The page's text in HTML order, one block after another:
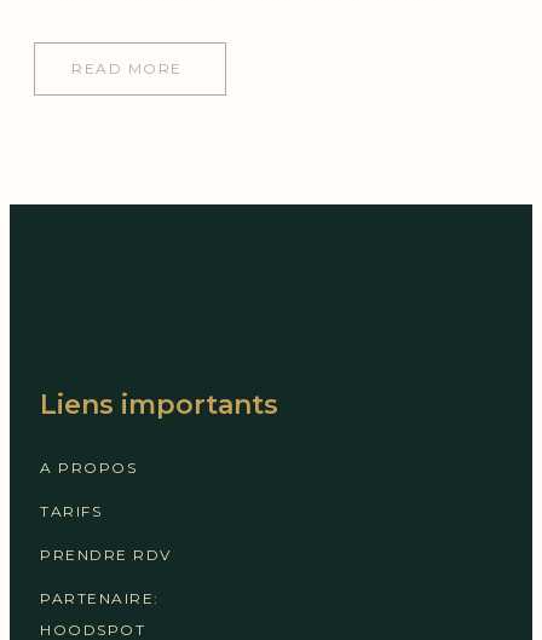
READ MORE
ABOUT
Liens importants
A PROPOS
TARIFS
PRENDRE RDV
PARTENAIRE:
HOODSPOT